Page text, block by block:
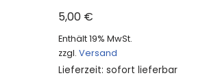
5,00 €
Enthält 19% MwSt.
zzgl. Versand
Lieferzeit: sofort lieferbar